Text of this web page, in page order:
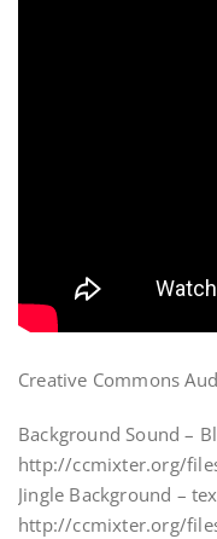
Creative Commons
Background Sound –
http://ccmixter.org/
Jingle Background –
http://ccmixter.org/